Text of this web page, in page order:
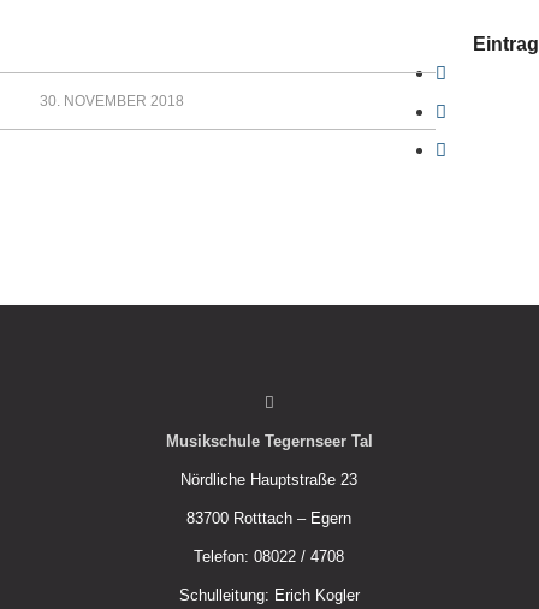
30. NOVEMBER 2018
Musikschule Tegernseer Tal
Nördliche Hauptstraße 23
83700 Rotttach – Egern
Telefon: 08022 / 4708
Schulleitung: Erich Kogler